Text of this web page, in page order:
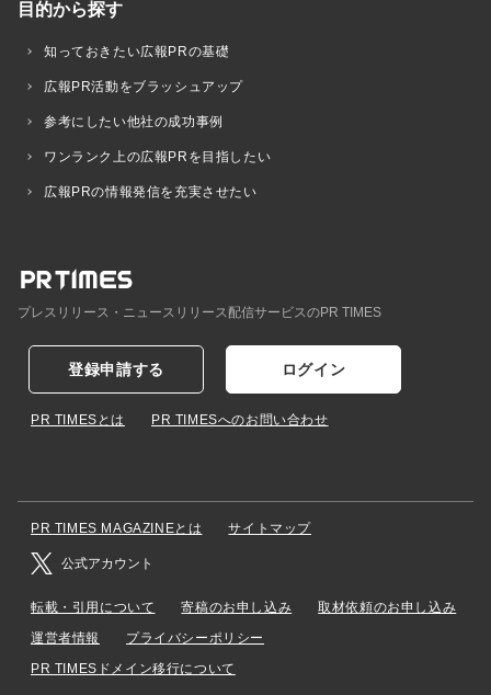
目的から探す
知っておきたい広報PRの基礎
広報PR活動をブラッシュアップ
参考にしたい他社の成功事例
ワンランク上の広報PRを目指したい
広報PRの情報発信を充実させたい
プレスリリース・ニュースリリース配信サービスのPR TIMES
登録申請する ログイン
PR TIMESとは PR TIMESへのお問い合わせ
PR TIMES MAGAZINEとは サイトマップ
公式アカウント
転載・引用について 寄稿のお申し込み
取材依頼のお申し込み
運営者情報
プライバシーポリシー
PR TIMESドメイン移行について